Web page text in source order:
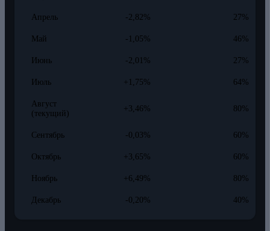
Апрель -2,82% 27%
Май -1,05% 46%
Июнь -2,01% 27%
Июль +1,75% 64%
Август
(текущий)
+3,46% 80%
Сентябрь -0,03% 60%
Октябрь +3,65% 60%
Ноябрь +6,49% 80%
Декабрь -0,20% 40%